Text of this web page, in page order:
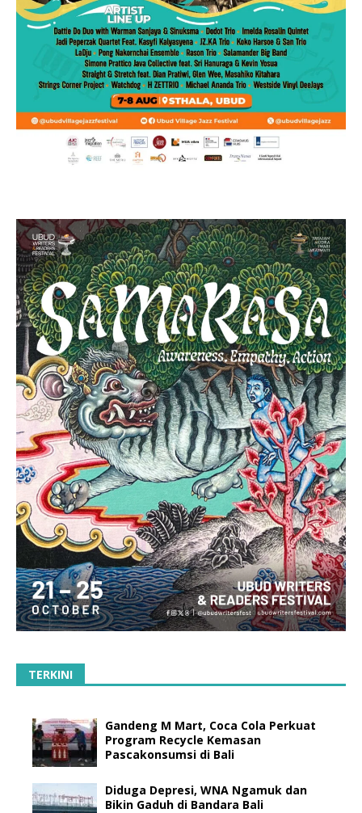
TERKINI
Gandeng M Mart, Coca Cola Perkuat
Program Recycle Kemasan
Pascakonsumsi di Bali
Diduga Depresi, WNA Ngamuk dan
Bikin Gaduh di Bandara Bali